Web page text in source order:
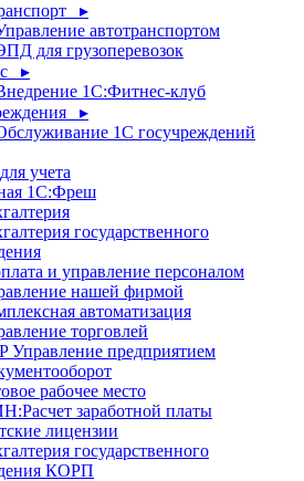
▸
автотранспортом
для грузоперевозок
▸
1С:Фитнес-клуб
▸
1С госучреждений
учета
1С:Фреш
государственного
и управление персоналом
нашей фирмой
автоматизация
торговлей
Управление предприятием
рабочее место
заработной платы
лицензии
государственного
КОРП